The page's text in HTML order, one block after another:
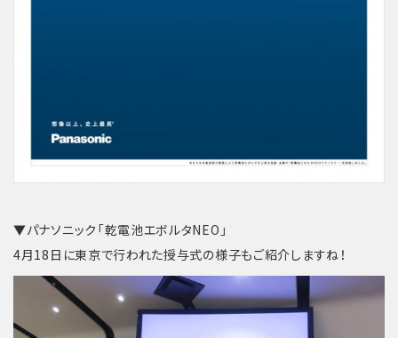
▼パナソニック「乾電池エボルタNEO」
4月18日に東京で行われた授与式の様子もご紹介しますね！